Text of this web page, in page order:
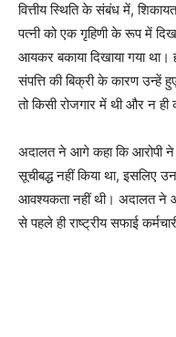
वित्तीय स्थिति के संबंध में,
पत्नी को एक गृहिणी के रूप में
आयकर बकाया दिखाया गया
संपत्ति की बिक्री के कारण
तो किसी रोजगार में थी और न ही
अदालत ने आगे कहा कि आरोपी
सूचीबद्ध नहीं किया था,
आवश्यकता नहीं थी। अदालत ने
से पहले ही राष्ट्रीय सफाई